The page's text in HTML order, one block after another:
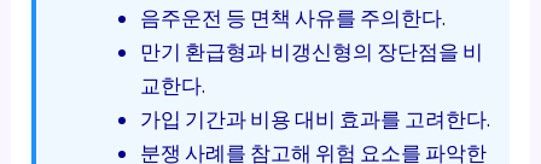
음주운전 등 면책 사유를 주의한다.
만기 환급형과 비갱신형의 장단점을 비
교한다.
가입 기간과 비용 대비 효과를 고려한다.
분쟁 사례를 참고해 위험 요소를 파악한